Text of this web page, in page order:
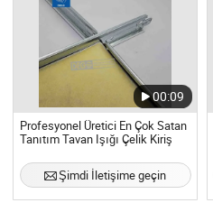
00:09
Profesyonel Üretici En Çok Satan
Tanıtım Tavan Işığı Çelik Kiriş
Şimdi İletişime geçin